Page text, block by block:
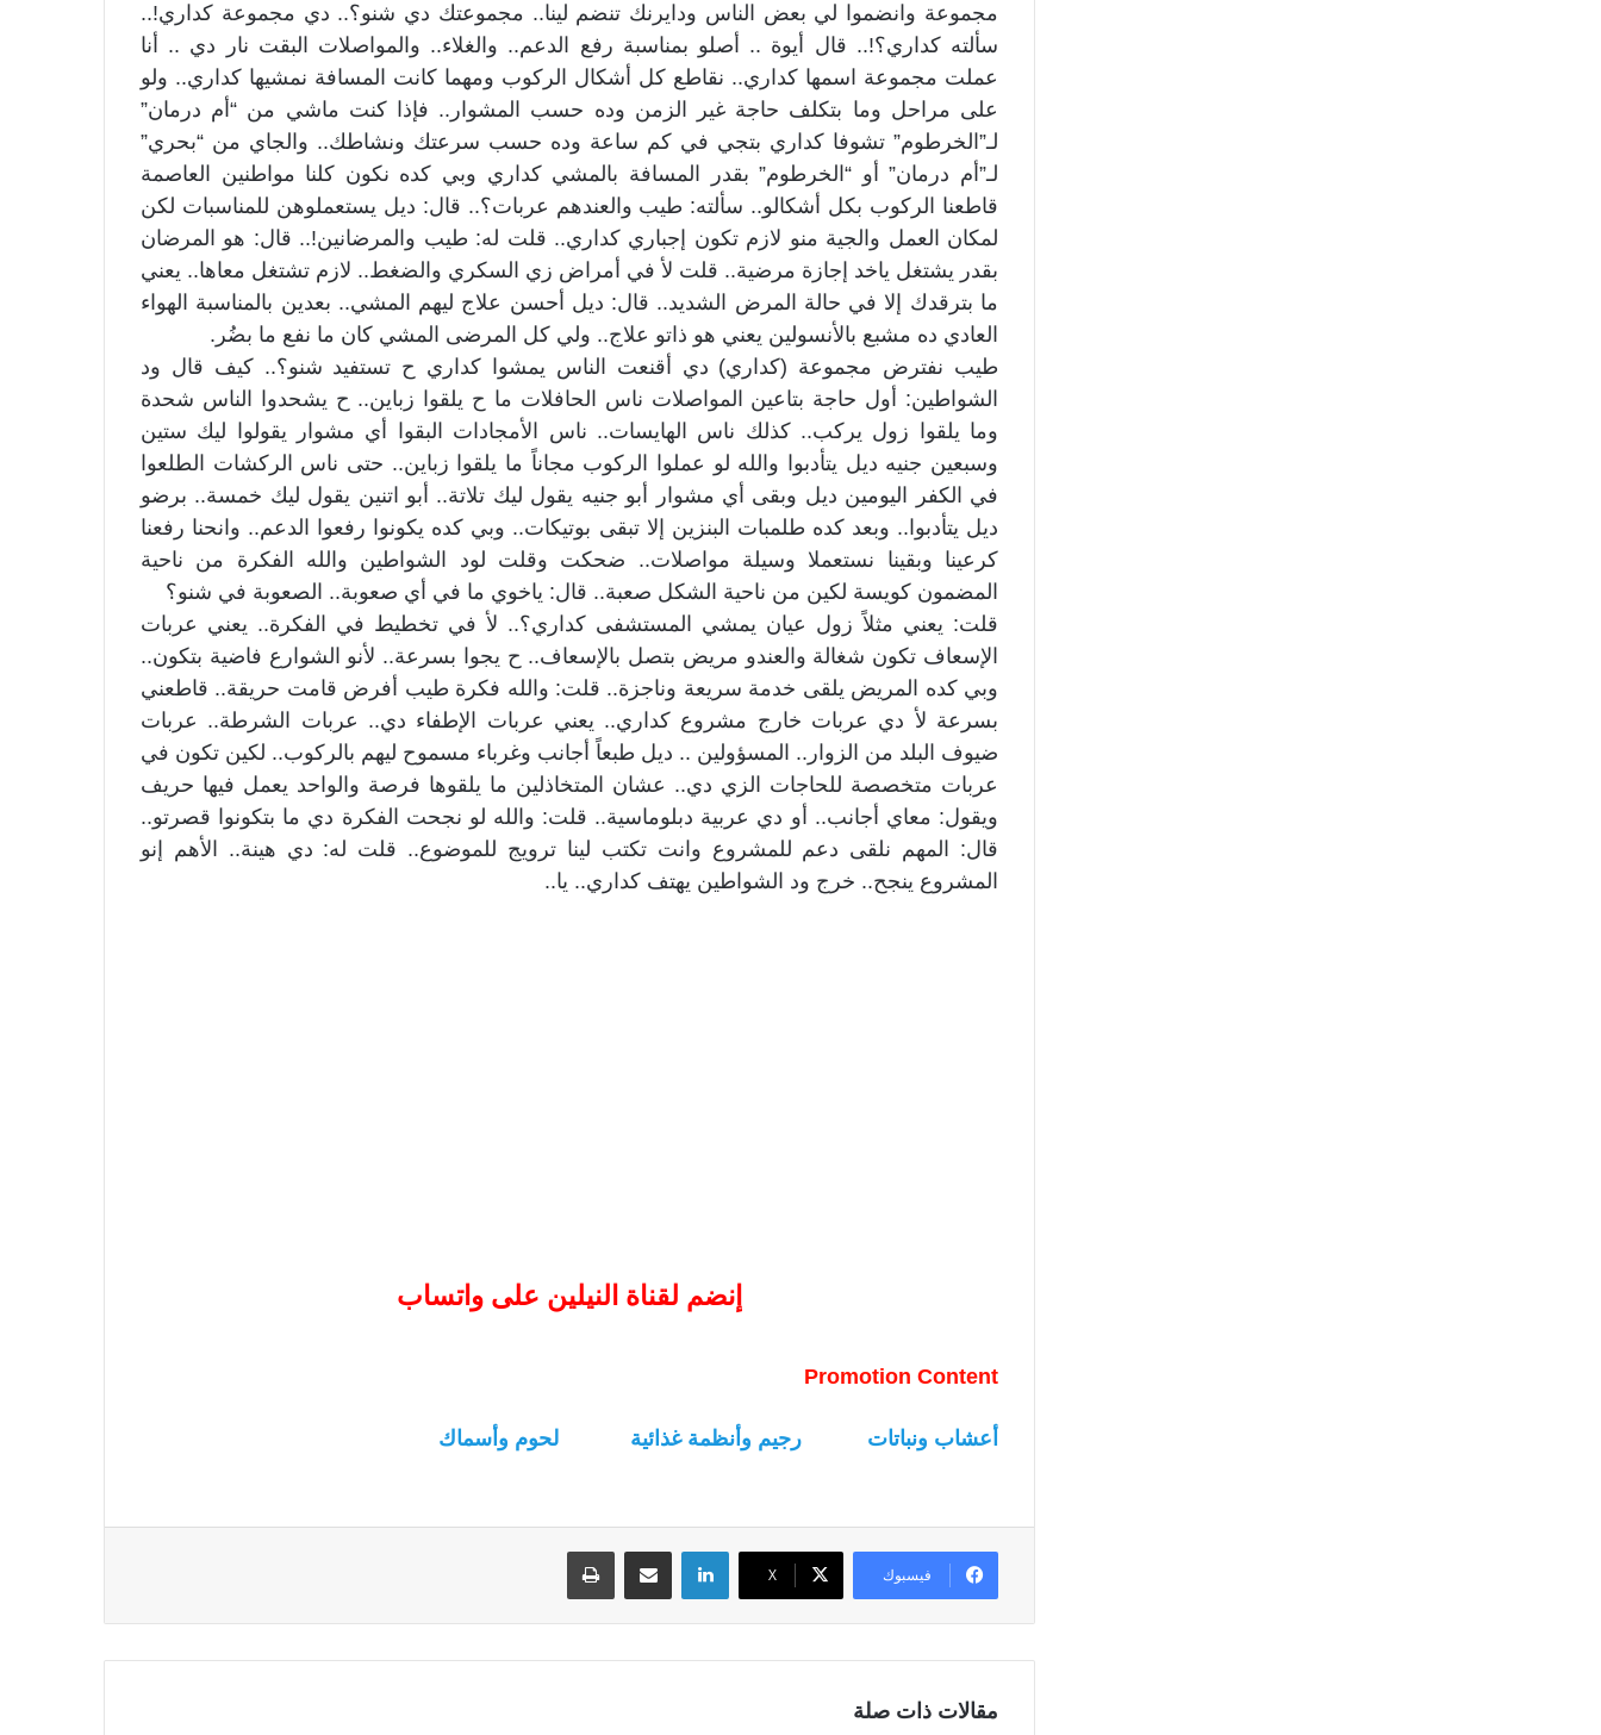
مجموعة وانضموا لي بعض الناس ودايرنك تنضم لينا.. مجموعتك دي شنو؟.. دي مجموعة كداري!..
سألته كداري؟!.. قال أيوة .. أصلو بمناسبة رفع الدعم.. والغلاء.. والمواصلات البقت نار دي .. أنا
عملت مجموعة اسمها كداري.. نقاطع كل أشكال الركوب ومهما كانت المسافة نمشيها كداري.. ولو
على مراحل وما بتكلف حاجة غير الزمن وده حسب المشوار.. فإذا كنت ماشي من “أم درمان”
لـ”الخرطوم” تشوفا كداري بتجي في كم ساعة وده حسب سرعتك ونشاطك.. والجاي من “بحري”
لـ”أم درمان” أو “الخرطوم” بقدر المسافة بالمشي كداري وبي كده نكون كلنا مواطنين العاصمة
قاطعنا الركوب بكل أشكالو.. سألته: طيب والعندهم عربات؟.. قال: ديل يستعملوهن للمناسبات لكن
لمكان العمل والجية منو لازم تكون إجباري كداري.. قلت له: طيب والمرضانين!.. قال: هو المرضان
بقدر يشتغل ياخد إجازة مرضية.. قلت لأ في أمراض زي السكري والضغط.. لازم تشتغل معاها.. يعني
ما بترقدك إلا في حالة المرض الشديد.. قال: ديل أحسن علاج ليهم المشي.. بعدين بالمناسبة الهواء
العادي ده مشبع بالأنسولين يعني هو ذاتو علاج.. ولي كل المرضى المشي كان ما نفع ما بضُر.
طيب نفترض مجموعة (كداري) دي أقنعت الناس يمشوا كداري ح تستفيد شنو؟.. كيف قال ود
الشواطين: أول حاجة بتاعين المواصلات ناس الحافلات ما ح يلقوا زباين.. ح يشحدوا الناس شحدة
وما يلقوا زول يركب.. كذلك ناس الهايسات.. ناس الأمجادات البقوا أي مشوار يقولوا ليك ستين
وسبعين جنيه ديل يتأدبوا والله لو عملوا الركوب مجاناً ما يلقوا زباين.. حتى ناس الركشات الطلعوا
في الكفر اليومين ديل وبقى أي مشوار أبو جنيه يقول ليك تلاتة.. أبو اتنين يقول ليك خمسة.. برضو
ديل يتأدبوا.. وبعد كده طلمبات البنزين إلا تبقى بوتيكات.. وبي كده يكونوا رفعوا الدعم.. وانحنا رفعنا
كرعينا وبقينا نستعملا وسيلة مواصلات.. ضحكت وقلت لود الشواطين والله الفكرة من ناحية
المضمون كويسة لكين من ناحية الشكل صعبة.. قال: ياخوي ما في أي صعوبة.. الصعوبة في شنو؟
قلت: يعني مثلاً زول عيان يمشي المستشفى كداري؟.. لأ في تخطيط في الفكرة.. يعني عربات
الإسعاف تكون شغالة والعندو مريض بتصل بالإسعاف.. ح يجوا بسرعة.. لأنو الشوارع فاضية بتكون..
وبي كده المريض يلقى خدمة سريعة وناجزة.. قلت: والله فكرة طيب أفرض قامت حريقة.. قاطعني
بسرعة لأ دي عربات خارج مشروع كداري.. يعني عربات الإطفاء دي.. عربات الشرطة.. عربات
ضيوف البلد من الزوار.. المسؤولين .. ديل طبعاً أجانب وغرباء مسموح ليهم بالركوب.. لكين تكون في
عربات متخصصة للحاجات الزي دي.. عشان المتخاذلين ما يلقوها فرصة والواحد يعمل فيها حريف
ويقول: معاي أجانب.. أو دي عربية دبلوماسية.. قلت: والله لو نجحت الفكرة دي ما بتكونوا قصرتو..
قال: المهم نلقى دعم للمشروع وانت تكتب لينا ترويج للموضوع.. قلت له: دي هينة.. الأهم إنو
المشروع ينجح.. خرج ود الشواطين يهتف كداري.. يا..
إنضم لقناة النيلين على واتساب
Promotion Content
أعشاب ونباتات رجيم وأنظمة غذائية لحوم وأسماك
فيسبوك ‫X
لينكدإن
مقالات ذات صلة